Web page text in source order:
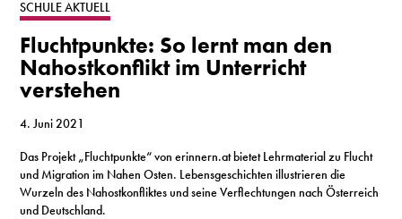
SCHULE AKTUELL
Fluchtpunkte: So lernt man den
Nahostkonflikt im Unterricht
verstehen
4. Juni 2021
Das Projekt „Fluchtpunkte“ von erinnern.at bietet Lehrmaterial zu Flucht
und Migration im Nahen Osten. Lebensgeschichten illustrieren die
Wurzeln des Nahostkonfliktes und seine Verflechtungen nach Österreich
und Deutschland.